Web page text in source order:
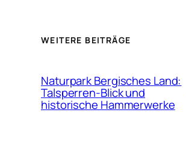
WEITERE BEITRÄGE
Naturpark Bergisches Land:
Talsperren-Blick und
historische Hammerwerke